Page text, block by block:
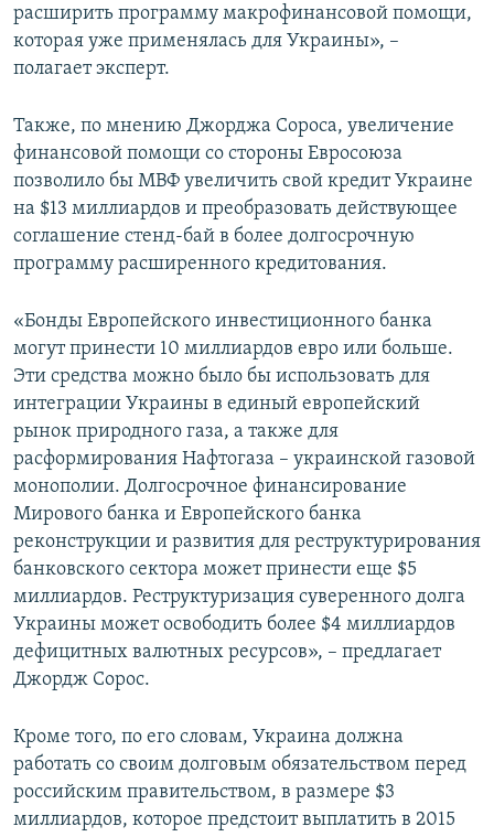
расширить программу макрофинансовой помощи,
которая уже применялась для Украины», –
полагает эксперт.
Также, по мнению Джорджа Сороса, увеличение
финансовой помощи со стороны Евросоюза
позволило бы МВФ увеличить свой кредит Украине
на $13 миллиардов и преобразовать действующее
соглашение стенд-бай в более долгосрочную
программу расширенного кредитования.
«Бонды Европейского инвестиционного банка
могут принести 10 миллиардов евро или больше.
Эти средства можно было бы использовать для
интеграции Украины в единый европейский
рынок природного газа, а также для
расформирования Нафтогаза – украинской газовой
монополии. Долгосрочное финансирование
Мирового банка и Европейского банка
реконструкции и развития для реструктурирования
банковского сектора может принести еще $5
миллиардов. Реструктуризация суверенного долга
Украины может освободить более $4 миллиардов
дефицитных валютных ресурсов», – предлагает
Джордж Сорос.
Кроме того, по его словам, Украина должна
работать со своим долговым обязательством перед
российским правительством, в размере $3
миллиардов, которое предстоит выплатить в 2015